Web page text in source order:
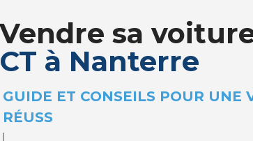
Vendre sa voiture
CT à Nanterre
GUIDE